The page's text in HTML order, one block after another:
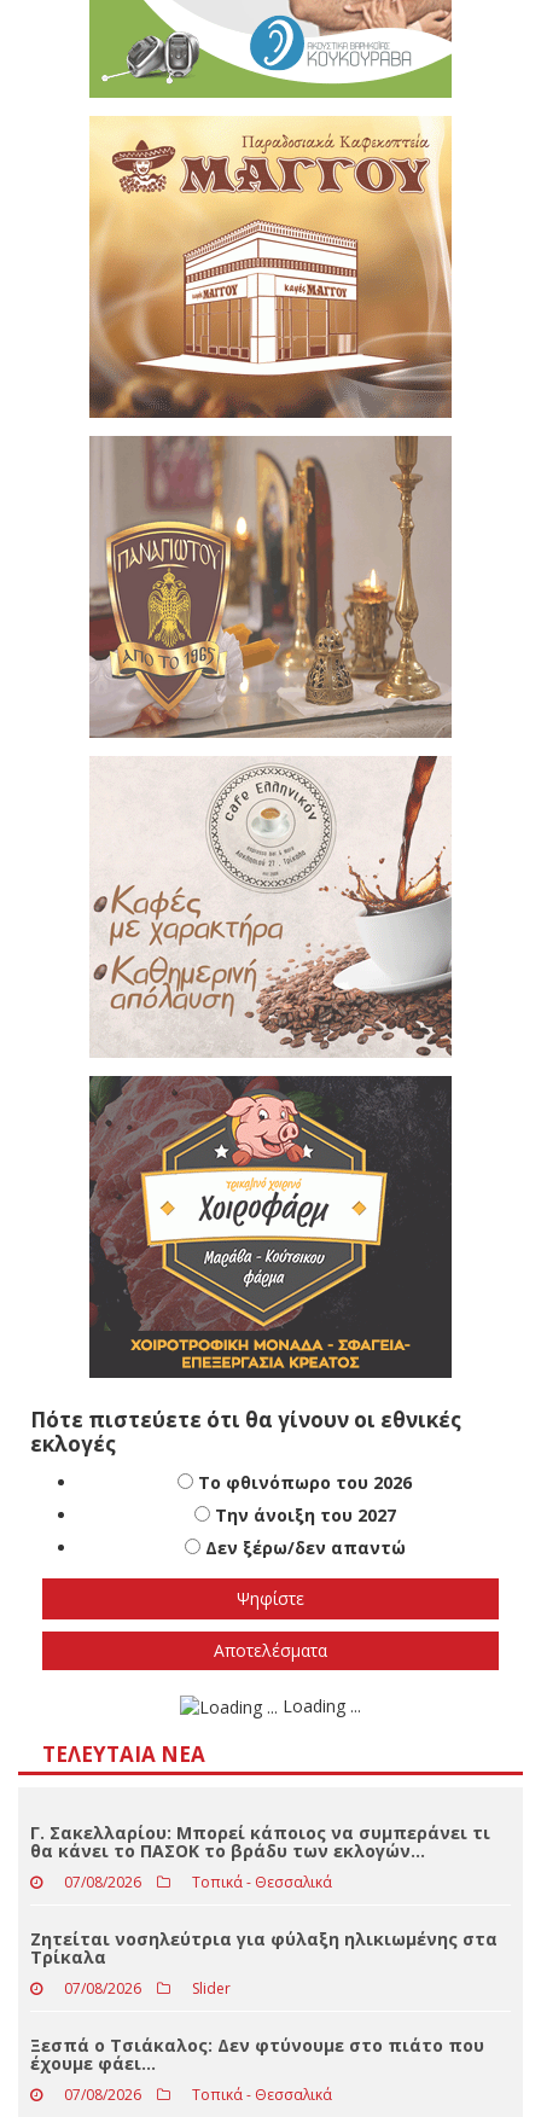
Πότε πιστεύετε ότι θα γίνουν οι εθνικές
εκλογές
Το φθινόπωρο του 2026
Την άνοιξη του 2027
Δεν ξέρω/δεν απαντώ
ΤΕΛΕΥΤΑΊΑ ΝΈΑ
Γ. Σακελλαρίου: Μπορεί κάποιος να συμπεράνει τι
θα κάνει το ΠΑΣΟΚ το βράδυ των εκλογών…
07/08/2026 Τοπικά - Θεσσαλικά
Ζητείται νοσηλεύτρια για φύλαξη ηλικιωμένης στα
Τρίκαλα
07/08/2026 Slider